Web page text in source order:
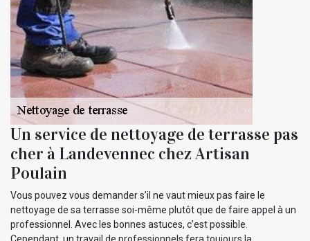
Un service de nettoyage de terrasse pas
cher à Landevennec chez Artisan
Poulain
Vous pouvez vous demander s’il ne vaut mieux pas faire le
nettoyage de sa terrasse soi-même plutôt que de faire appel à un
professionnel. Avec les bonnes astuces, c’est possible.